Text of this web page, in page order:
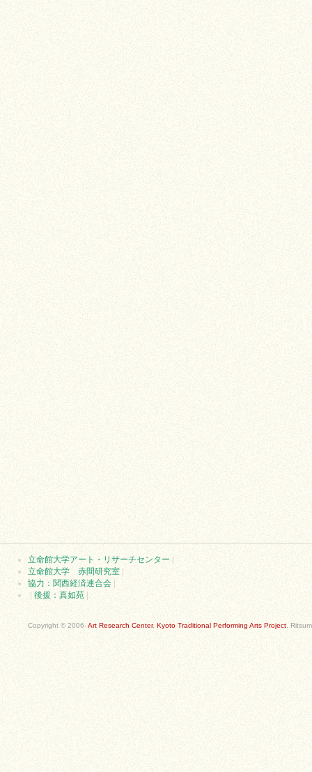
立命館大学アート・リサーチセンター
立命館大学 赤間研究室
協力：関西経済連合会
後援：真如苑
Copyright © 2006-Art Research Center, Kyoto Traditional Performing Arts Project ,